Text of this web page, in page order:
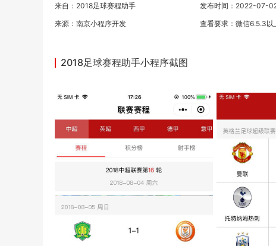
来自：2018足球赛程助手
发布时间：2022-07-
来源： 南京小程序开发 查看要求：微信6.5.3以
2018足球赛程助手小程序截图